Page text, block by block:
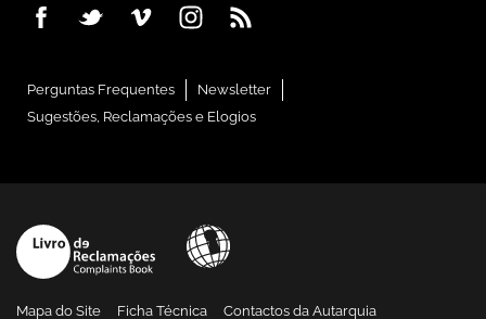
Perguntas Frequentes
Newsletter
Sugestões, Reclamações e Elogios
Mapa do Site Ficha Técnica Contactos da Autarquia